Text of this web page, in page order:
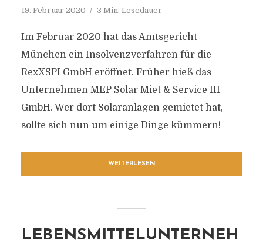
19. Februar 2020 3 Min. Lesedauer
Im Februar 2020 hat das Amtsgericht
München ein Insolvenzverfahren für die
RexXSPI GmbH eröffnet. Früher hieß das
Unternehmen MEP Solar Miet & Service III
GmbH. Wer dort Solaranlagen gemietet hat,
sollte sich nun um einige Dinge kümmern!
WEITERLESEN
LEBENSMITTELUNTERNEH